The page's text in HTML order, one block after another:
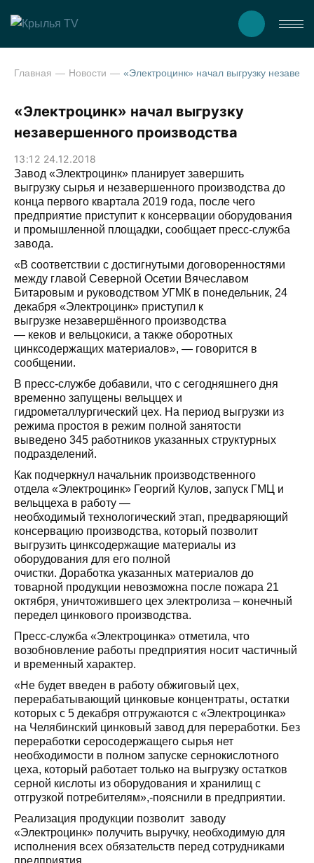
Главная Новости
«Электроцинк» начал выгрузку
незавершенного производства
13:12 24.12.2018
Завод «Электроцинк» планирует завершить
выгрузку сырья и незавершенного производства до
конца первого квартала 2019 года, после чего
предприятие приступит к консервации оборудования
и промышленной площадки, сообщает пресс-служба
завода.
«В соответствии с достигнутыми договоренностями
между главой Северной Осетии Вячеславом
Битаровым и руководством УГМК в понедельник, 24
декабря «Электроцинк» приступил к
выгрузке незавершённого производства
— кеков и вельцокиси, а также оборотных
цинксодержащих материалов», — говорится в
сообщении.
В пресс-службе добавили, что с сегодняшнего дня
временно запущены вельццех и
гидрометаллургический цех. На период выгрузки из
режима простоя в режим полной занятости
выведено 345 работников указанных структурных
подразделений.
Как подчеркнул начальник производственного
отдела «Электроцинк» Георгий Кулов, запуск ГМЦ и
вельццеха в работу —
необходимый технологический этап, предваряющий
консервацию производства, который позволит
выгрузить цинксодержащие материалы из
оборудования для его полной
очистки. Доработка указанных материалов до
товарной продукции невозможна после пожара 21
октября, уничтожившего цех электролиза – конечный
передел цинкового производства.
Пресс-служба «Электроцинка» отметила, что
возобновление работы предприятия носит частичный
и временный характер.
«Не будет введен в работу обжиговый цех,
перерабатывающий цинковые концентраты, остатки
которых с 5 декабря отгружаются с «Электроцинка»
на Челябинский цинковый завод для переработки. Без
переработки серосодержащего сырья нет
необходимости в полном запуске сернокислотного
цеха, который работает только на выгрузку остатков
серной кислоты из оборудования и хранилищ с
отгрузкой потребителям»,-пояснили в предприятии.
Реализация продукции позволит заводу
«Электроцинк» получить выручку, необходимую для
исполнения всех обязательств перед сотрудниками
предприятия.